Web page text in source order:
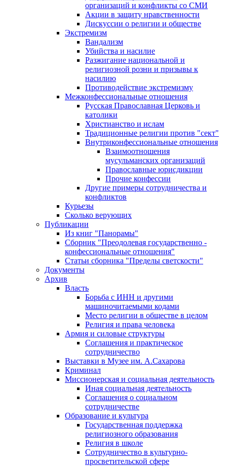
организаций и конфликты со СМИ
Акции в защиту нравственности
Дискуссии о религии и обществе
Экстремизм
Вандализм
Убийства и насилие
Разжигание национальной и
религиозной розни и призывы к
насилию
Противодействие экстремизму
Межконфессиональные отношения
Русская Православная Церковь и
католики
Христианство и ислам
Традиционные религии против "сект"
Внутриконфессиональные отношения
Взаимоотношения
мусульманских организаций
Православные юрисдикции
Прочие конфессии
Другие примеры сотрудничества и
конфликтов
Курьезы
Сколько верующих
Публикации
Из книг "Панорамы"
Сборник "Преодолевая государственно -
конфессиональные отношения"
Статьи сборника "Пределы светскости"
Документы
Архив
Власть
Борьба с ИНН и другими
машиночитаемыми кодами
Место религии в обществе в целом
Религия и права человека
Армия и силовые структуры
Соглашения и практическое
сотрудничество
Выставки в Музее им. А.Сахарова
Криминал
Миссионерская и социальная деятельность
Иная социальная деятельность
Соглашения о социальном
сотрудничестве
Образование и культура
Государственная поддержка
религиозного образования
Религия в школе
Сотрудничество в культурно-
просветительской сфере